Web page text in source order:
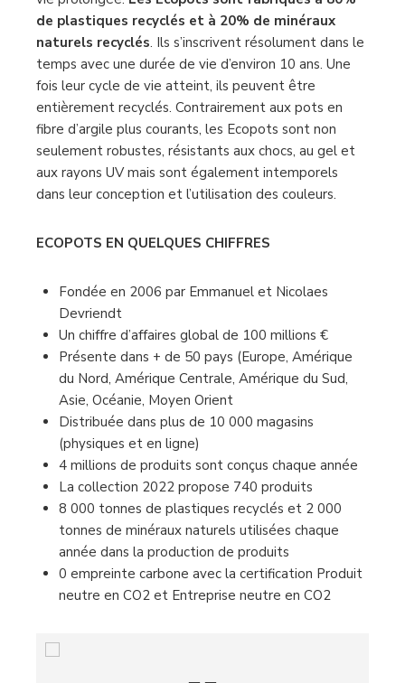
de plastiques recyclés et à 20% de minéraux
naturels recyclés. Ils s’inscrivent résolument dans le
temps avec une durée de vie d’environ 10 ans. Une
fois leur cycle de vie atteint, ils peuvent être
entièrement recyclés. Contrairement aux pots en
fibre d’argile plus courants, les Ecopots sont non
seulement robustes, résistants aux chocs, au gel et
aux rayons UV mais sont également intemporels
dans leur conception et l’utilisation des couleurs.
ECOPOTS EN QUELQUES CHIFFRES
Fondée en 2006 par Emmanuel et Nicolaes
Devriendt
Un chiffre d’affaires global de 100 millions €
Présente dans + de 50 pays (Europe, Amérique
du Nord, Amérique Centrale, Amérique du Sud,
Asie, Océanie, Moyen Orient
Distribuée dans plus de 10 000 magasins
(physiques et en ligne)
4 millions de produits sont conçus chaque année
La collection 2022 propose 740 produits
8 000 tonnes de plastiques recyclés et 2 000
tonnes de minéraux naturels utilisées chaque
année dans la production de produits
0 empreinte carbone avec la certification Produit
neutre en CO2 et Entreprise neutre en CO2